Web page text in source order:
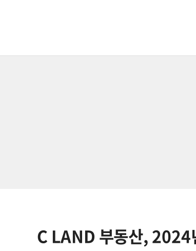
C LAND 부동산, 2024